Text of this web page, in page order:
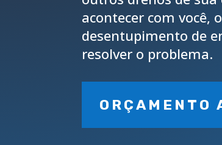
acontecer com você,
desentupimento de
resolver o problema.
ORÇAMENTO